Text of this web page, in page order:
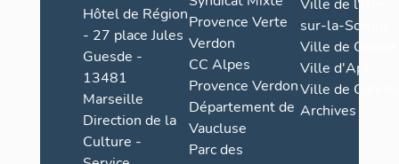
Hôtel de Région
- 27 place Jules
Guesde -
13481
Marseille
Direction de la
Culture -
Provence Verte
Verdon
CC Alpes
Provence Verdon
Département de
Vaucluse
Parc des
Ville de l'Isle-
sur-la-Sorgue
Ville de Grasse
Ville d'Apt
Ville de
Archives